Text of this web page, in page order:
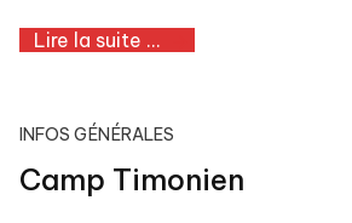
Lire la suite ...
INFOS GÉNÉRALES
Camp Timonien